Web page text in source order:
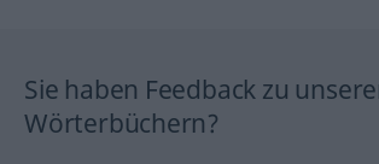
Sie haben Feedback zu
Wörterbüchern?